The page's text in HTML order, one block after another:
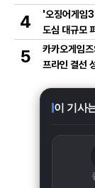
4
'오징어게임
도심 대규모
5
카카오게임
프라인 결선
이 기사